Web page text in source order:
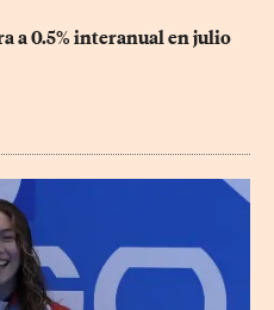
a 0.5% interanual en julio